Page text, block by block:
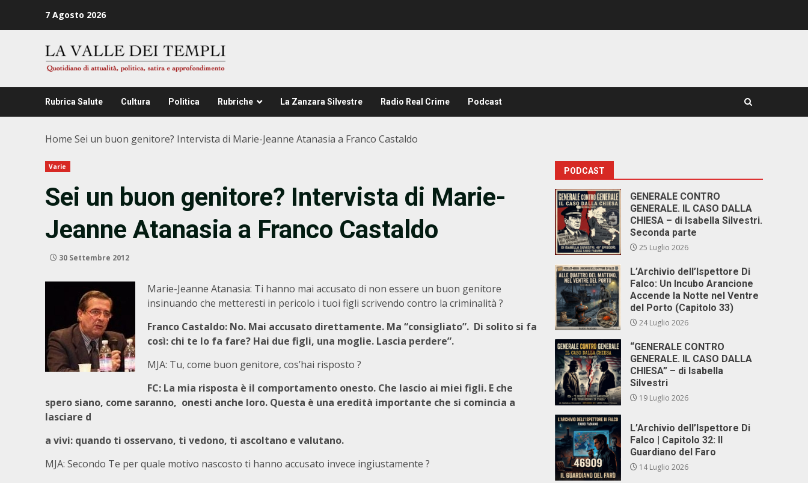
7 Agosto 2026
Rubrica Salute Cultura Politica Rubriche La Zanzara Silvestre Radio Real Crime Podcast
Home Sei un buon genitore? Intervista di Marie-Jeanne Atanasia a Franco Castaldo
Varie
Sei un buon genitore? Intervista di Marie-
Jeanne Atanasia a Franco Castaldo
30 Settembre 2012
Marie-Jeanne Atanasia: Ti hanno mai accusato di non essere un buon genitore
insinuando che metteresti in pericolo i tuoi figli scrivendo contro la criminalità ?
Franco Castaldo: No. Mai accusato direttamente. Ma “consigliato”. Di solito si fa
così: chi te lo fa fare? Hai due figli, una moglie. Lascia perdere”.
MJA: Tu, come buon genitore, cos’hai risposto ?
FC: La mia risposta è il comportamento onesto. Che lascio ai miei figli. E che
spero siano, come saranno, onesti anche loro. Questa è una eredità importante che si comincia a
lasciare d
a vivi: quando ti osservano, ti vedono, ti ascoltano e valutano.
MJA: Secondo Te per quale motivo nascosto ti hanno accusato invece ingiustamente ?
PODCAST
GENERALE CONTRO
GENERALE. IL CASO DALLA
CHIESA – di Isabella Silvestri.
Seconda parte
25 Luglio 2026
L’Archivio dell’Ispettore Di
Falco: Un Incubo Arancione
Accende la Notte nel Ventre
del Porto (Capitolo 33)
24 Luglio 2026
“GENERALE CONTRO
GENERALE. IL CASO DALLA
CHIESA” – di Isabella
Silvestri
19 Luglio 2026
L’Archivio dell’Ispettore Di
Falco | Capitolo 32: Il
Guardiano del Faro
14 Luglio 2026